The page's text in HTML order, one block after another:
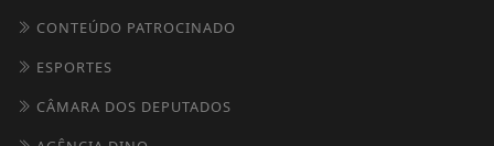
CONTEÚDO PATROCINADO
ESPORTES
CÂMARA DOS DEPUTADOS